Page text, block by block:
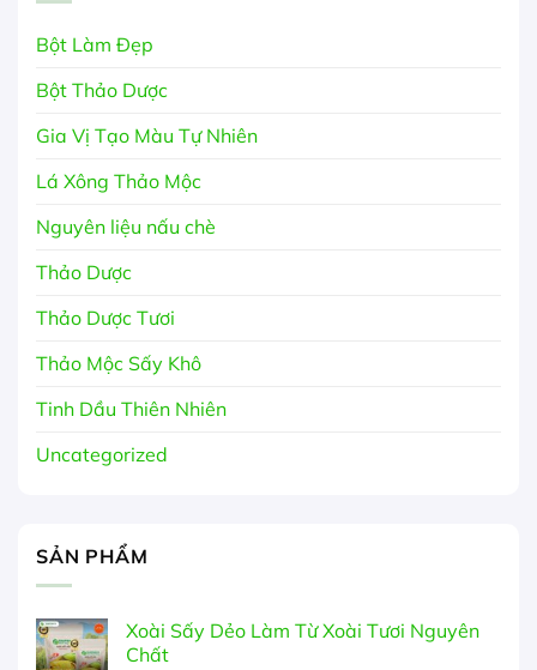
Bột Làm Đẹp
Bột Thảo Dược
Gia Vị Tạo Màu Tự Nhiên
Lá Xông Thảo Mộc
Nguyên liệu nấu chè
Thảo Dược
Thảo Dược Tươi
Thảo Mộc Sấy Khô
Tinh Dầu Thiên Nhiên
Uncategorized
SẢN PHẨM
Xoài Sấy Dẻo Làm Từ Xoài Tươi Nguyên
Chất